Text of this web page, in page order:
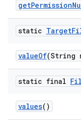
getPermission
static Target
valueOf(String
static final
values()